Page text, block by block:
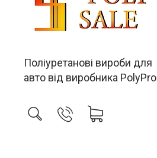
Поліуретанові вироби для
авто від виробника PolyPro